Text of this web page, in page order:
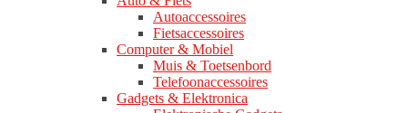
Autoaccessoires
Fietsaccessoires
Computer & Mobiel
Muis & Toetsenbord
Telefoonaccessoires
Gadgets & Elektronica